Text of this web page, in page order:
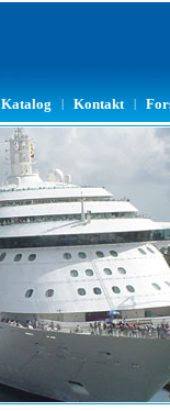
Katalog Kontakt